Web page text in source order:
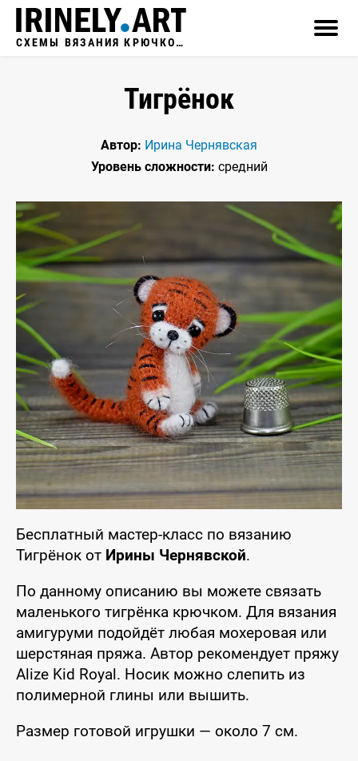
СХЕМЫ ВЯЗАНИЯ КРЮЧКОМ
Тигрёнок
Автор: Ирина Чернявская
Уровень сложности: средний
Бесплатный мастер-класс по вязанию
Тигрёнок от Ирины Чернявской.
По данному описанию вы можете связать
маленького тигрёнка крючком. Для вязания
амигуруми подойдёт любая мохеровая или
шерстяная пряжа. Автор рекомендует пряжу
Alize Kid Royal. Носик можно слепить из
полимерной глины или вышить.
Размер готовой игрушки — около 7 см.